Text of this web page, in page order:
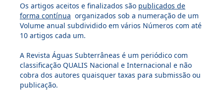
Os artigos aceitos e finalizados são publicados de
forma contínua organizados sob a numeração de um
Volume anual subdividido em vários Números com até
10 artigos cada um.
A Revista Águas Subterrâneas é um periódico com
classificação QUALIS Nacional e Internacional e não
cobra dos autores quaisquer taxas para submissão ou
publicação.